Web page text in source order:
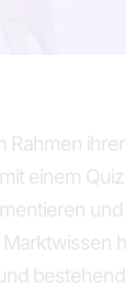
Rahmen
einem